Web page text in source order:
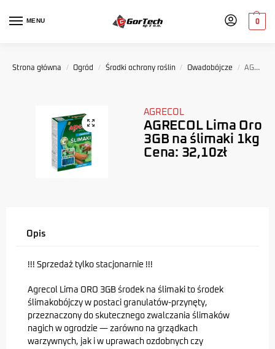
MENU 0
Strona główna / Ogród / Środki ochrony roślin / Owadobójcze / AGRECOL Lima Oro 3GB na ślimaki 1kg Cena: 32,10zł
AGRECOL
AGRECOL Lima Oro
3GB na ślimaki 1kg
Cena: 32,10zł
Opis
!!! Sprzedaż tylko stacjonarnie !!!
Agrecol Lima ORO 3GB środek na ślimaki to środek
ślimakobójczy w postaci granulatów-przynęty,
przeznaczony do skutecznego zwalczania ślimaków
nagich w ogrodzie — zarówno na grządkach
warzywnych, jak i w uprawach ozdobnych czy